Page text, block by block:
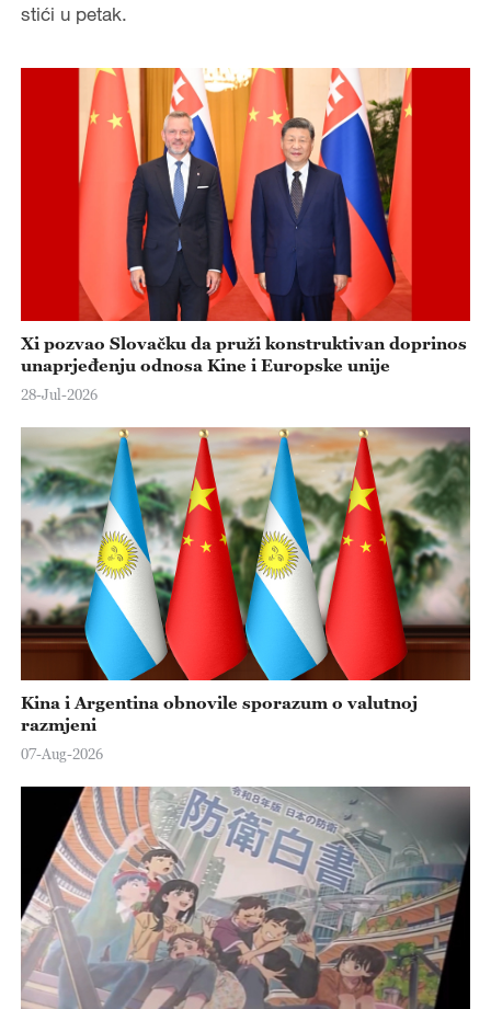
d
e
o
stići u petak.
Xi pozvao Slovačku da pruži konstruktivan doprinos
unaprjeđenju odnosa Kine i Europske unije
28-Jul-2026
Kina i Argentina obnovile sporazum o valutnoj
razmjeni
07-Aug-2026